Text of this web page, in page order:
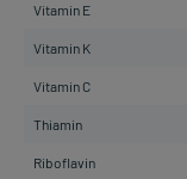
Vitamin E
Vitamin K
Vitamin C
Thiamin
Riboflavin